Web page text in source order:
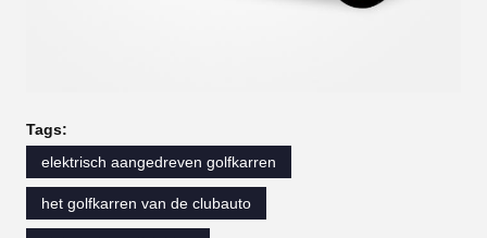
Tags:
elektrisch aangedreven golfkarren
het golfkarren van de clubauto